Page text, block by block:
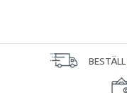
BESTÄLL